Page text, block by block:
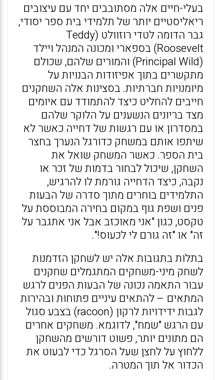
בעלי-חיים אלה מסתובבים יחד עם עיצובים
ריאליסטיים יותר של תלמידי בית ספר יסודי,
גבר הדומה לטדי רוזוולט (Teddy
Roosevelt) בספארי ומכונה המנהל ויילד
(Principal Wild) והמורים שלהם, שכולם
מתקשרים בתוך אפיזודות הבנויות על
מיומנויות חברתיות. בסצינות אלה השחקנים
חייבים להחליט כיצד להתמודד עם איומים
מצד בריונים הנשענים על הלוקר שלהם
במסדרון או עם רגשות של דחייה כאשר לא
שיתפו אותם במשחק כדורגל הנערך בחצר
בית הספר. כאשר המשחק שואל את
השחקן, שיכול לבחור בדמות של זכר או
נקבה, כיצד הדחייה גורמת לו להרגיש,
התלמידים בוחרים מתוך סדרה של הבעות
פנים ושפת גוף במקום בחירה המבוססת על
טקסט, כגון "אני מאוכזב אבל אני אתגבר על
זה" או "זה גורם לי לכעוס!".
בתלות בתגובות אלה יש לשחקן הזדמנות
לשחק מיני-משחקים המתגמלים שחקנים
עבור התאמה נכונה של הבעות הפנים לרגש
המתאים – להתאים עיניים פתוחות ובהירות
לגבות ידידויות לרקון (racoon) בצבע סגול
עם הרגש "שמח", לדוגמא. משחקים אחרים
הם מתונים יותר, פשוט דורשים מהשחקן
ללחוץ על לחצן שעל הסרגל כדי לבעוט את
הכדור אל תוך המטרה.